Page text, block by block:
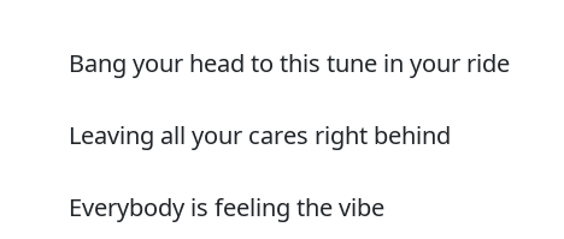
Bang your head to this tune in your ride
Leaving all your cares right behind
Everybody is feeling the vibe